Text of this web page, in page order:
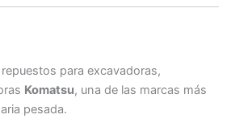
para excavadoras,
Komatsu, una de las marcas más
pesada.